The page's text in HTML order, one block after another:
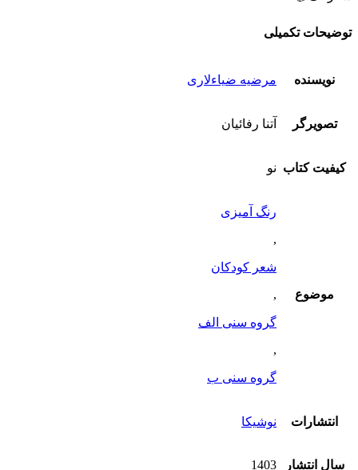
توضیحات تکمیلی
نویسنده مرضیه ضیاءلاری
تصویرگر آتنا رفائیان
کیفیت کتاب نو
موضوع
رنگ آمیزی
,
شعر کودکان
,
گروه سنی الف
,
گروه سنی ب
انتشارات نوشیکا
سال انتشار 1403